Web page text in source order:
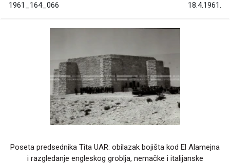
1961_164_066 18.4.1961.
Poseta predsednika Tita UAR: obilazak bojišta kod El Alamejna
i razgledanje engleskog groblja, nemačke i italijanske